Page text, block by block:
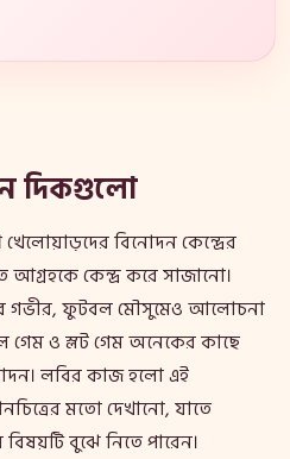
দিকগুলো
বিনোদন কেন্দ্রের
আগ্রহকে কেন্দ্র করে সাজানো।
গভীর, ফুটবল মৌসুমেও আলোচনা
গেম ও স্লট গেম অনেকের কাছে
লবির কাজ হলো এই
মতো দেখানো, যাতে
বুঝে নিতে পারেন।